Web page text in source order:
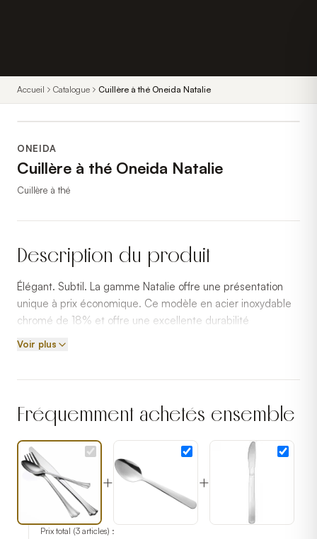
Accueil Catalogue Cuillère à thé Oneida Natalie
ONEIDA
Cuillère à thé Oneida Natalie
Cuillère à thé
Description du produit
Élégant. Subtil. La gamme Natalie offre une présentation
unique à prix économique. Ce modèle en acier inoxydable
chromé de 18% et offre une excellente durabilité
Voir plus
Fréquemment achetés ensemble
+ +
Prix total (3 articles) :